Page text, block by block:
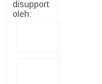
disupport
oleh: